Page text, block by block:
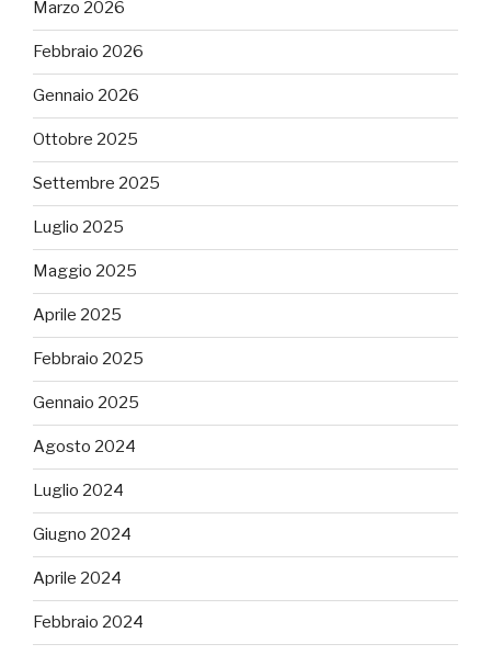
Marzo 2026
Febbraio 2026
Gennaio 2026
Ottobre 2025
Settembre 2025
Luglio 2025
Maggio 2025
Aprile 2025
Febbraio 2025
Gennaio 2025
Agosto 2024
Luglio 2024
Giugno 2024
Aprile 2024
Febbraio 2024